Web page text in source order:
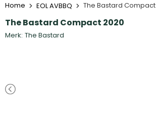
Home EOL AVBBQ The Bastard
The Bastard Compact 2020
Merk: The Bastard